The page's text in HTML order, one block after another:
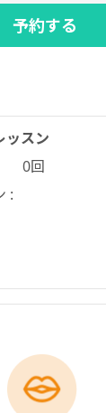
予約する
ッスン
0回
: